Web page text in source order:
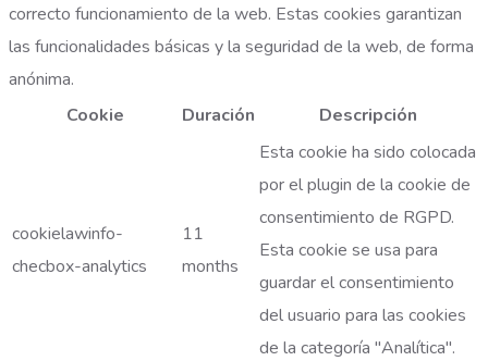
correcto funcionamiento de la web. Estas cookies garantizan
las funcionalidades básicas y la seguridad de la web, de forma
anónima.
Cookie
Duración Descripción
cookielawinfo-
checbox-analytics
11
months
Esta cookie ha sido colocada
por el plugin de la cookie de
consentimiento de RGPD.
Esta cookie se usa para
guardar el consentimiento
del usuario para las cookies
de la categoría "Analítica".